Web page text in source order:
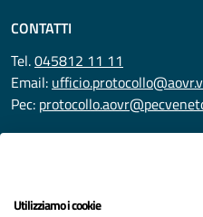
CONTATTI
Tel.045812 11 11
Email:
Pec:
Utilizziamo i cookie